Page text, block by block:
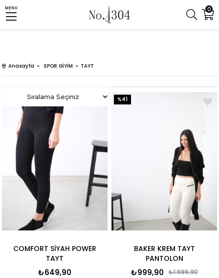
0
MENU
Anasayfa SPOR GİYİM TAYT
COMFORT SİYAH POWER
TAYT
₺649,90
BAKER KREM TAYT
PANTOLON
₺999,90 ₺1.699,90
%41